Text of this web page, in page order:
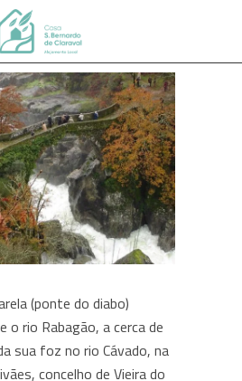
(ponte do diabo)
o rio Rabagão, a cerca de
sua foz no rio Cávado, na
concelho de Vieira do